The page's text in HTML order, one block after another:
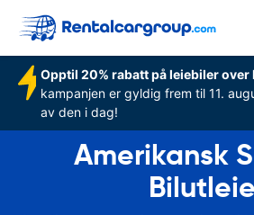
Opptil 20% rabatt på leiebiler over
kampanjen er gyldig frem til 11.
av den i dag!
Amerikansk
Bilutleie